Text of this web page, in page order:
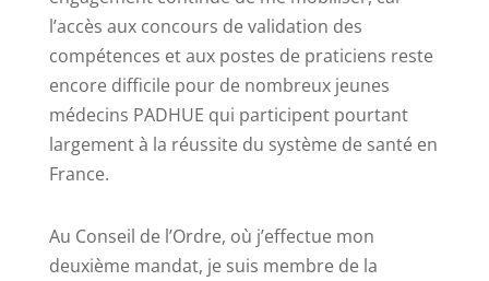
l’accès aux concours de validation des
compétences et aux postes de praticiens reste
encore difficile pour de nombreux jeunes
médecins PADHUE qui participent pourtant
largement à la réussite du système de santé en
France.
Au Conseil de l’Ordre, où j’effectue mon
deuxième mandat, je suis membre de la